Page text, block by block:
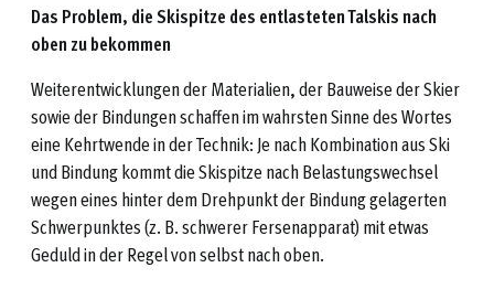
Das Problem, die Skispitze des entlasteten Talskis nach
oben zu bekommen
Weiterentwicklungen der Materialien, der Bauweise der Skier
sowie der Bindungen schaffen im wahrsten Sinne des Wortes
eine Kehrtwende in der Technik: Je nach Kombination aus Ski
und Bindung kommt die Skispitze nach Belastungswechsel
wegen eines hinter dem Drehpunkt der Bindung gelagerten
Schwerpunktes (z. B. schwerer Fersenapparat) mit etwas
Geduld in der Regel von selbst nach oben.